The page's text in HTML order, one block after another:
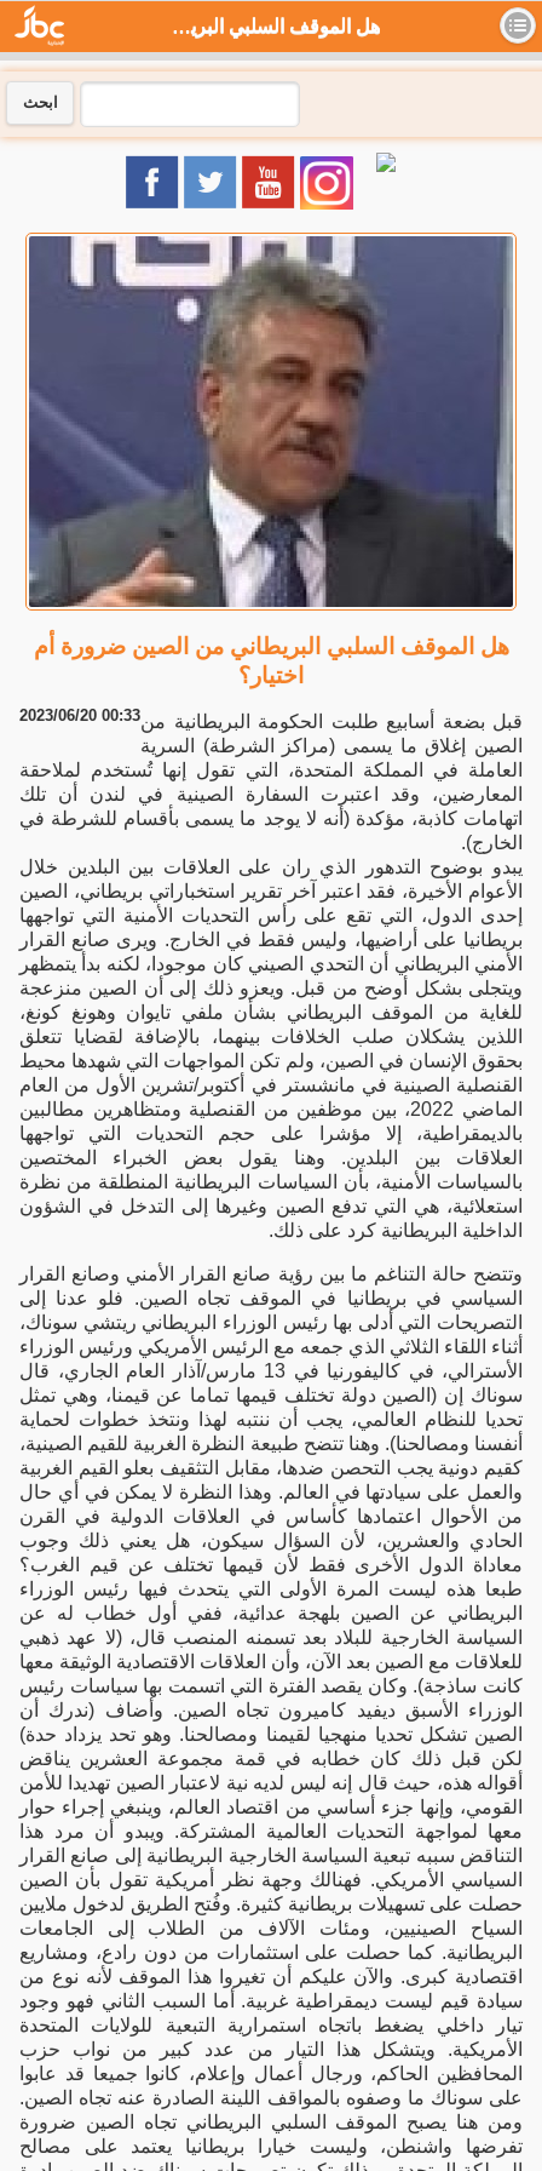
هل الموقف السلبي البريطاني من الصين ضرورة أم اختيار؟ - جي بي سي نيوز
ابحث
هل الموقف السلبي البريطاني من الصين ضرورة أم
اختيار؟
2023/06/20 00:33قبل بضعة أسابيع طلبت الحكومة البريطانية من
الصين إغلاق ما يسمى (مراكز الشرطة) السرية
العاملة في المملكة المتحدة، التي تقول إنها تُستخدم لملاحقة
المعارضين، وقد اعتبرت السفارة الصينية في لندن أن تلك
اتهامات كاذبة، مؤكدة (أنه لا يوجد ما يسمى بأقسام للشرطة في
الخارج).
يبدو بوضوح التدهور الذي ران على العلاقات بين البلدين خلال
الأعوام الأخيرة، فقد اعتبر آخر تقرير استخباراتي بريطاني، الصين
إحدى الدول، التي تقع على رأس التحديات الأمنية التي تواجهها
بريطانيا على أراضيها، وليس فقط في الخارج. ويرى صانع القرار
الأمني البريطاني أن التحدي الصيني كان موجودا، لكنه بدأ يتمظهر
ويتجلى بشكل أوضح من قبل. ويعزو ذلك إلى أن الصين منزعجة
للغاية من الموقف البريطاني بشأن ملفي تايوان وهونغ كونغ،
اللذين يشكلان صلب الخلافات بينهما، بالإضافة لقضايا تتعلق
بحقوق الإنسان في الصين، ولم تكن المواجهات التي شهدها محيط
القنصلية الصينية في مانشستر في أكتوبر/تشرين الأول من العام
الماضي 2022، بين موظفين من القنصلية ومتظاهرين مطالبين
بالديمقراطية، إلا مؤشرا على حجم التحديات التي تواجهها
العلاقات بين البلدين. وهنا يقول بعض الخبراء المختصين
بالسياسات الأمنية، بأن السياسات البريطانية المنطلقة من نظرة
استعلائية، هي التي تدفع الصين وغيرها إلى التدخل في الشؤون
الداخلية البريطانية كرد على ذلك.
وتتضح حالة التناغم ما بين رؤية صانع القرار الأمني وصانع القرار
السياسي في بريطانيا في الموقف تجاه الصين. فلو عدنا إلى
التصريحات التي أدلى بها رئيس الوزراء البريطاني ريتشي سوناك،
أثناء اللقاء الثلاثي الذي جمعه مع الرئيس الأمريكي ورئيس الوزراء
الأسترالي، في كاليفورنيا في 13 مارس/آذار العام الجاري، قال
سوناك إن (الصين دولة تختلف قيمها تماما عن قيمنا، وهي تمثل
تحديا للنظام العالمي، يجب أن ننتبه لهذا ونتخذ خطوات لحماية
أنفسنا ومصالحنا). وهنا تتضح طبيعة النظرة الغربية للقيم الصينية،
كقيم دونية يجب التحصن ضدها، مقابل التثقيف بعلو القيم الغربية
والعمل على سيادتها في العالم. وهذا النظرة لا يمكن في أي حال
من الأحوال اعتمادها كأساس في العلاقات الدولية في القرن
الحادي والعشرين، لأن السؤال سيكون، هل يعني ذلك وجوب
معاداة الدول الأخرى فقط لأن قيمها تختلف عن قيم الغرب؟
طبعا هذه ليست المرة الأولى التي يتحدث فيها رئيس الوزراء
البريطاني عن الصين بلهجة عدائية، ففي أول خطاب له عن
السياسة الخارجية للبلاد بعد تسمنه المنصب قال، (لا عهد ذهبي
للعلاقات مع الصين بعد الآن، وأن العلاقات الاقتصادية الوثيقة معها
كانت ساذجة). وكان يقصد الفترة التي اتسمت بها سياسات رئيس
الوزراء الأسبق ديفيد كاميرون تجاه الصين. وأضاف (ندرك أن
الصين تشكل تحديا منهجيا لقيمنا ومصالحنا. وهو تحد يزداد حدة)
لكن قبل ذلك كان خطابه في قمة مجموعة العشرين يناقض
أقواله هذه، حيث قال إنه ليس لديه نية لاعتبار الصين تهديدا للأمن
القومي، وإنها جزء أساسي من اقتصاد العالم، وينبغي إجراء حوار
معها لمواجهة التحديات العالمية المشتركة. ويبدو أن مرد هذا
التناقض سببه تبعية السياسة الخارجية البريطانية إلى صانع القرار
السياسي الأمريكي. فهنالك وجهة نظر أمريكية تقول بأن الصين
حصلت على تسهيلات بريطانية كثيرة. وفُتح الطريق لدخول ملايين
السياح الصينيين، ومئات الآلاف من الطلاب إلى الجامعات
البريطانية. كما حصلت على استثمارات من دون رادع، ومشاريع
اقتصادية كبرى. والآن عليكم أن تغيروا هذا الموقف لأنه نوع من
سيادة قيم ليست ديمقراطية غربية. أما السبب الثاني فهو وجود
تيار داخلي يضغط باتجاه استمرارية التبعية للولايات المتحدة
الأمريكية. ويتشكل هذا التيار من عدد كبير من نواب حزب
المحافظين الحاكم، ورجال أعمال وإعلام، كانوا جميعا قد عابوا
على سوناك ما وصفوه بالمواقف اللينة الصادرة عنه تجاه الصين.
ومن هنا يصبح الموقف السلبي البريطاني تجاه الصين ضرورة
تفرضها واشنطن، وليست خيارا بريطانيا يعتمد على مصالح